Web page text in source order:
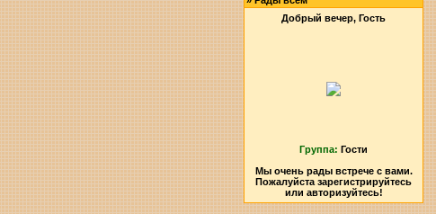
Добрый вечер, Гость
Группа: Гости
Мы очень рады встрече с вами.
Пожалуйста зарегистрируйтесь
или авторизуйтесь!